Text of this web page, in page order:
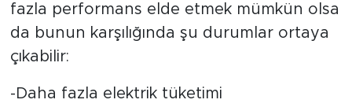
fazla performans elde etmek mümkün olsa
da bunun karşılığında şu durumlar ortaya
çıkabilir:
-Daha fazla elektrik tüketimi